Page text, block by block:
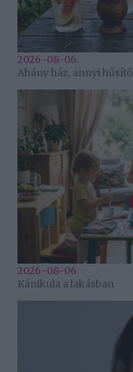
2026-08-06.
Ahány ház, annyi hűsítő
2026-08-06.
Kánikula a lakásban